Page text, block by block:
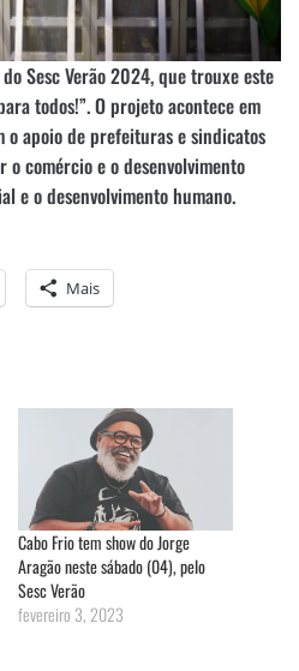
Sesc Verão 2024, que trouxe este
todos!”. O projeto acontece em
o apoio de prefeituras e sindicatos
comércio e o desenvolvimento
e o desenvolvimento humano.
Mais
Cabo Frio tem show do Jorge
Aragão neste sábado (04), pelo
Sesc Verão
fevereiro 3, 2023